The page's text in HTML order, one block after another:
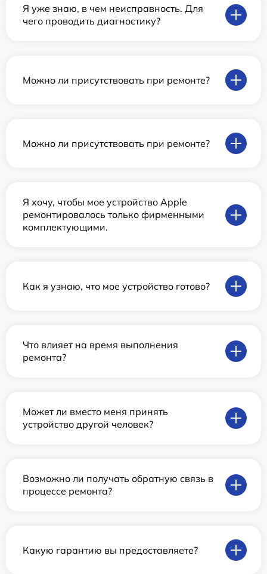
Я уже знаю, в чем неисправность. Для
чего проводить диагностику?
Можно ли присутствовать при ремонте?
Можно ли присутствовать при ремонте?
Я хочу, чтобы мое устройство Apple
ремонтировалось только фирменными
комплектующими.
Как я узнаю, что мое устройство готово?
Что влияет на время выполнения
ремонта?
Может ли вместо меня принять
устройство другой человек?
Возможно ли получать обратную связь в
процессе ремонта?
Какую гарантию вы предоставляете?